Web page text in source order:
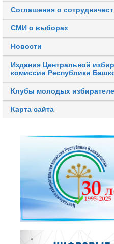
Соглашения о
СМИ о выборах
Новости
Издания Центральной
комиссии Республики
Клубы молодых
Карта сайта